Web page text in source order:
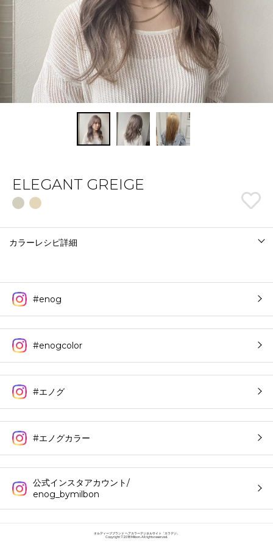
ELEGANT GREIGE
カラーレシピ詳細
#enog
#enogcolor
#エノグ
#エノグカラー
公式インスタアカウント/
enog_bymilbon
オルディーブブランド ヘアカラーデジタルサイト「カラデジ」
Copyright © 2018 Milbon. All rights reserved.